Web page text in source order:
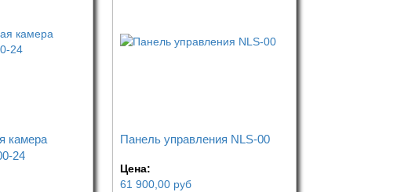
камера
24
Панель управления NLS-00
Цена:
61 900,00 руб